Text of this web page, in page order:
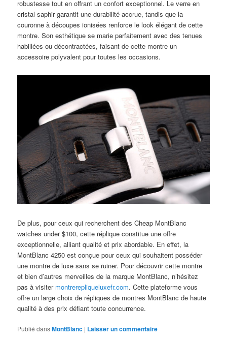
robustesse tout en offrant un confort exceptionnel. Le verre en
cristal saphir garantit une durabilité accrue, tandis que la
couronne à découpes ionisées renforce le look élégant de cette
montre. Son esthétique se marie parfaitement avec des tenues
habillées ou décontractées, faisant de cette montre un
accessoire polyvalent pour toutes les occasions.
De plus, pour ceux qui recherchent des Cheap MontBlanc
watches under $100, cette réplique constitue une offre
exceptionnelle, alliant qualité et prix abordable. En effet, la
MontBlanc 4250 est conçue pour ceux qui souhaitent posséder
une montre de luxe sans se ruiner. Pour découvrir cette montre
et bien d’autres merveilles de la marque MontBlanc, n’hésitez
pas à visiter montrerepliqueluxefr.com. Cette plateforme vous
offre un large choix de répliques de montres MontBlanc de haute
qualité à des prix défiant toute concurrence.
Publié dansMontBlanc | Laisser un commentaire